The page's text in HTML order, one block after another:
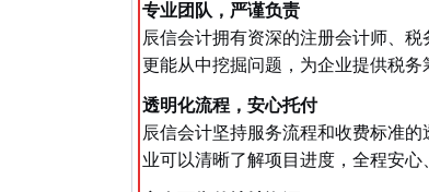
专业团队，严谨负责
辰信会计拥有资深的注册会计师、
更能从中挖掘问题，为企业提供税务
透明化流程，安心托付
辰信会计坚持服务流程和收费标准
业可以清晰了解项目进度，全程安心